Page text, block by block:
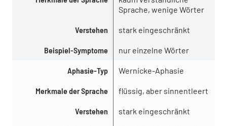
Sprache, wenige Wörter
Verstehen stark eingeschränkt
Beispiel-Symptome nur einzelne Wörter
Aphasie-Typ Wernicke-Aphasie
Merkmale der Sprache flüssig, aber sinnentleert
Verstehen stark eingeschränkt